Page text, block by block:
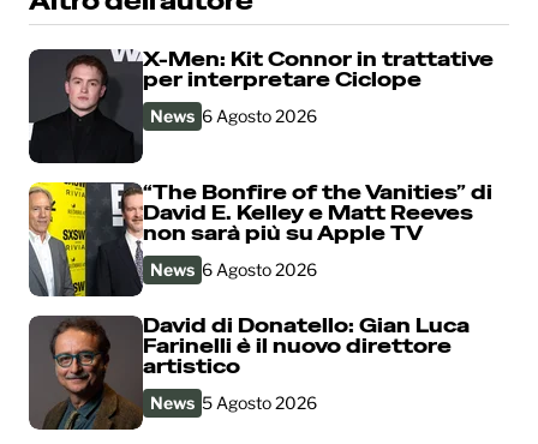
X-Men: Kit Connor in trattative
per interpretare Ciclope
News 6 Agosto 2026
“The Bonfire of the Vanities” di
David E. Kelley e Matt Reeves
non sarà più su Apple TV
News 6 Agosto 2026
David di Donatello: Gian Luca
Farinelli è il nuovo direttore
artistico
News 5 Agosto 2026